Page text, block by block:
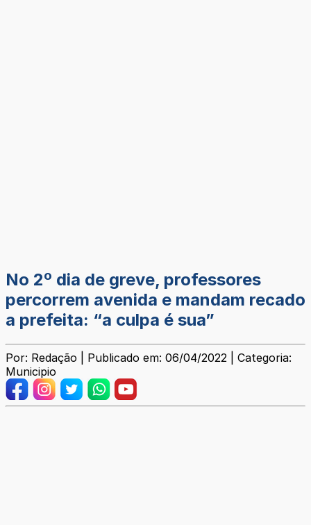
No 2º dia de greve, professores
percorrem avenida e mandam recado
a prefeita: “a culpa é sua”
Por: Redação | Publicado em: 06/04/2022 | Categoria:
Municipio